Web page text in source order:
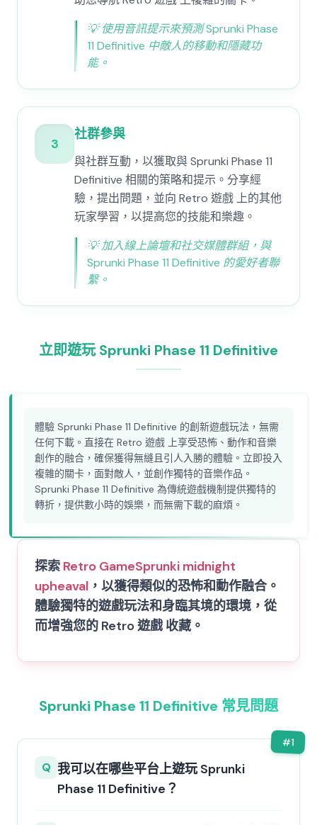
💡使用音訊提示來預測 Sprunki Phase
11 Definitive 中敵人的移動和隱藏功
能。
3
社群參與
與社群互動，以獲取與 Sprunki Phase 11
Definitive 相關的策略和提示。分享經
驗，提出問題，並向 Retro 遊戲 上的其他
玩家學習，以提高您的技能和樂趣。
💡加入線上論壇和社交媒體群組，與
Sprunki Phase 11 Definitive 的愛好者聯
繫。
立即遊玩 Sprunki Phase 11 Definitive
體驗 Sprunki Phase 11 Definitive 的創新遊戲玩法，無需
任何下載。直接在 Retro 遊戲 上享受恐怖、動作和音樂
創作的融合，確保獲得無縫且引人入勝的體驗。立即投入
複雜的關卡，面對敵人，並創作獨特的音樂作品。
Sprunki Phase 11 Definitive 為傳統遊戲機制提供獨特的
轉折，提供數小時的娛樂，而無需下載的麻煩。
探索 Retro GameSprunki midnight
upheaval ，以獲得類似的恐怖和動作融合。
體驗獨特的遊戲玩法和身臨其境的環境，從
而增強您的 Retro 遊戲 收藏。
Sprunki Phase 11 Definitive 常見問題
#1
Q 我可以在哪些平台上遊玩 Sprunki
Phase 11 Definitive？